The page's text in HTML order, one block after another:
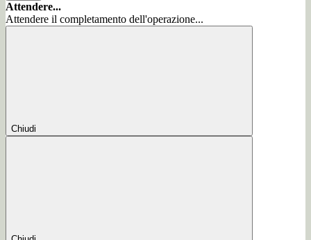
Attendere...
Attendere il completamento dell'operazione...
Chiudi